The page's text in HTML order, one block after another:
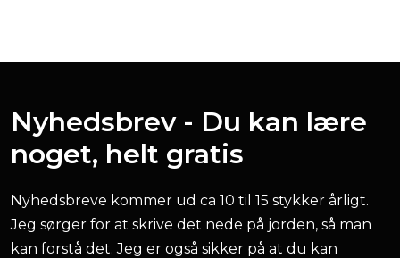
Nyhedsbrev - Du kan lære
noget, helt gratis
Nyhedsbreve kommer ud ca 10 til 15 stykker årligt.
Jeg sørger for at skrive det nede på jorden, så man
kan forstå det. Jeg er også sikker på at du kan